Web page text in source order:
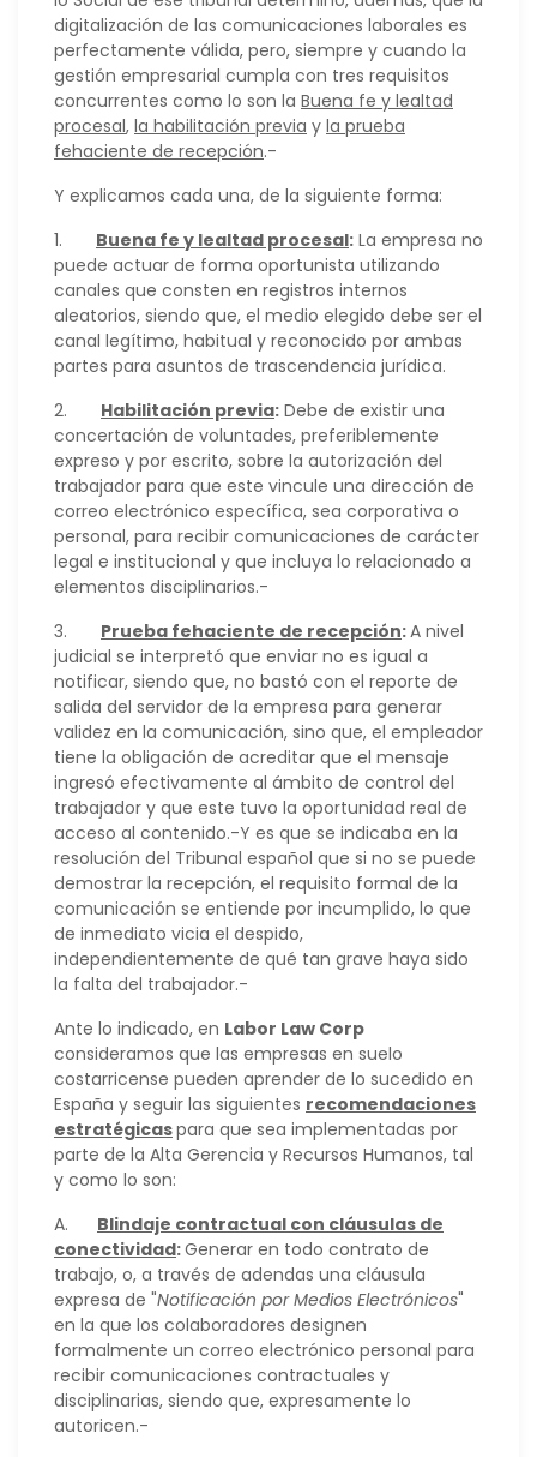
digitalización de las comunicaciones laborales es
perfectamente válida, pero, siempre y cuando la
gestión empresarial cumpla con tres requisitos
concurrentes como lo son la Buena fe y lealtad
procesal, la habilitación previa y la prueba
fehaciente de recepción.-
Y explicamos cada una, de la siguiente forma:
1. Buena fe y lealtad procesal: La empresa no
puede actuar de forma oportunista utilizando
canales que consten en registros internos
aleatorios, siendo que, el medio elegido debe ser el
canal legítimo, habitual y reconocido por ambas
partes para asuntos de trascendencia jurídica.
2. Habilitación previa: Debe de existir una
concertación de voluntades, preferiblemente
expreso y por escrito, sobre la autorización del
trabajador para que este vincule una dirección de
correo electrónico específica, sea corporativa o
personal, para recibir comunicaciones de carácter
legal e institucional y que incluya lo relacionado a
elementos disciplinarios.-
3. Prueba fehaciente de recepción:A nivel
judicial se interpretó que enviar no es igual a
notificar, siendo que, no bastó con el reporte de
salida del servidor de la empresa para generar
validez en la comunicación, sino que, el empleador
tiene la obligación de acreditar que el mensaje
ingresó efectivamente al ámbito de control del
trabajador y que este tuvo la oportunidad real de
acceso al contenido.-Y es que se indicaba en la
resolución del Tribunal español que si no se puede
demostrar la recepción, el requisito formal de la
comunicación se entiende por incumplido, lo que
de inmediato vicia el despido,
independientemente de qué tan grave haya sido
la falta del trabajador.-
Ante lo indicado, en Labor Law Corp
consideramos que las empresas en suelo
costarricense pueden aprender de lo sucedido en
España y seguir las siguientes recomendaciones
estratégicaspara que sea implementadas por
parte de la Alta Gerencia y Recursos Humanos, tal
y como lo son:
A. Blindaje contractual con cláusulas de
conectividad:Generar en todo contrato de
trabajo, o, a través de adendas una cláusula
expresa de "Notificación por Medios Electrónicos"
en la que los colaboradores designen
formalmente un correo electrónico personal para
recibir comunicaciones contractuales y
disciplinarias, siendo que, expresamente lo
autoricen.-